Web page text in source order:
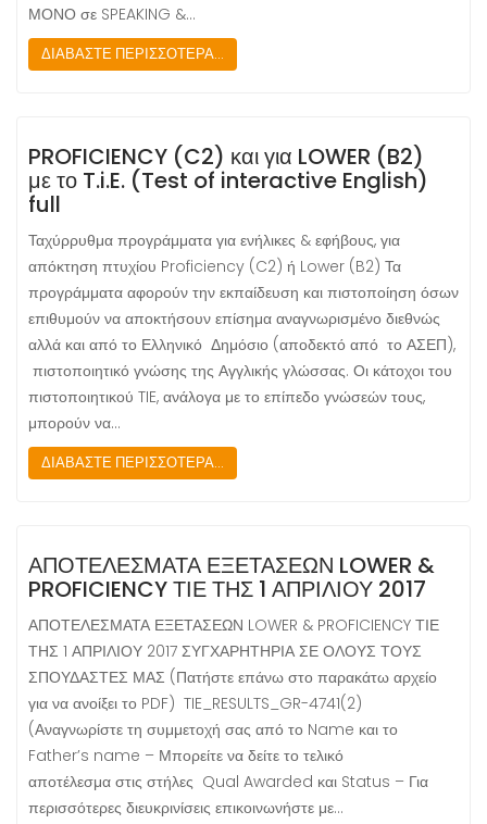
ΜΟΝΟ σε SPEAKING &…
ΔΙΑΒΑΣΤΕ ΠΕΡΙΣΣΟΤΕΡΑ...
PROFICIENCY (C2) και για LOWER (B2)
με το T.i.E. (Test of interactive English)
full
Ταχύρρυθμα προγράμματα για ενήλικες & εφήβους, για
απόκτηση πτυχίου Proficiency (C2) ή Lower (B2) Τα
προγράμματα αφορούν την εκπαίδευση και πιστοποίηση όσων
επιθυμούν να αποκτήσουν επίσημα αναγνωρισμένο διεθνώς
αλλά και από το Ελληνικό Δημόσιο (αποδεκτό από το ΑΣΕΠ),
πιστοποιητικό γνώσης της Αγγλικής γλώσσας. Οι κάτοχοι του
πιστοποιητικού TIE, ανάλογα με το επίπεδο γνώσεών τους,
μπορούν να…
ΔΙΑΒΑΣΤΕ ΠΕΡΙΣΣΟΤΕΡΑ...
ΑΠΟΤΕΛΕΣΜΑΤΑ ΕΞΕΤΑΣΕΩΝ LOWER &
PROFICIENCY ΤΙΕ ΤΗΣ 1 ΑΠΡΙΛΙΟΥ 2017
ΑΠΟΤΕΛΕΣΜΑΤΑ ΕΞΕΤΑΣΕΩΝ LOWER & PROFICIENCY ΤΙΕ
ΤΗΣ 1 ΑΠΡΙΛΙΟΥ 2017 ΣΥΓΧΑΡΗΤΗΡΙΑ ΣΕ ΟΛΟΥΣ ΤΟΥΣ
ΣΠΟΥΔΑΣΤΕΣ ΜΑΣ (Πατήστε επάνω στο παρακάτω αρχείο
για να ανοίξει το PDF) TIE_RESULTS_GR-4741(2)
(Αναγνωρίστε τη συμμετοχή σας από το Name και το
Father’s name – Μπορείτε να δείτε το τελικό
αποτέλεσμα στις στήλες Qual Awarded και Status – Για
περισσότερες διευκρινίσεις επικοινωνήστε με…